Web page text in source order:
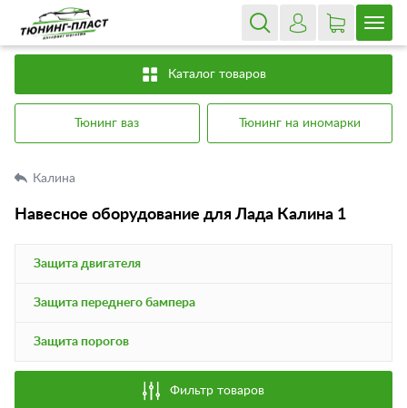
Каталог товаров
Тюнинг ваз Тюнинг на иномарки
Калина
Навесное оборудование для Лада Калина 1
Защита двигателя
Защита переднего бампера
Защита порогов
Фильтр товаров